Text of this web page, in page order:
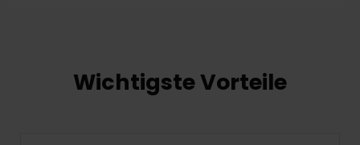
Wichtigste Vorteile